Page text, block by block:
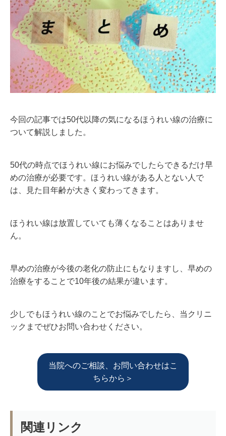
今回の記事では50代以降の気になるほうれい線の治療に
ついて解説しました。
50代の時点でほうれい線にお悩みでしたらできるだけ早
めの治療が必要です。 ほうれい線がある人とない人で
は、見た目年齢が大きく変わってきます。
ほうれい線は放置していても薄くなることはありませ
ん。
早めの治療が今後の老化の防止にもなりますし、早めの
治療をすることで10年後の結果が違います。
少しでもほうれい線のことでお悩みでしたら、当クリニ
ックまでぜひお問い合わせください。
当院へのご相談、お問い合わせはこ
ちらから＞
関連リンク